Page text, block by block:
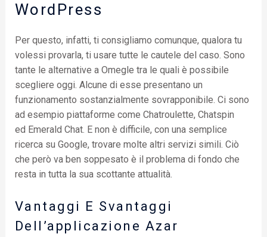
WordPress
Per questo, infatti, ti consigliamo comunque, qualora tu
volessi provarla, ti usare tutte le cautele del caso. Sono
tante le alternative a Omegle tra le quali è possibile
scegliere oggi. Alcune di esse presentano un
funzionamento sostanzialmente sovrapponibile. Ci sono
ad esempio piattaforme come Chatroulette, Chatspin
ed Emerald Chat. E non è difficile, con una semplice
ricerca su Google, trovare molte altri servizi simili. Ciò
che però va ben soppesato è il problema di fondo che
resta in tutta la sua scottante attualità.
Vantaggi E Svantaggi
Dell’applicazione Azar